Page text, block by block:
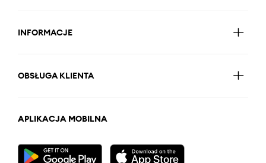
INFORMACJE
OBSŁUGA KLIENTA
APLIKACJA MOBILNA